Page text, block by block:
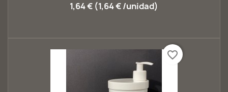
1,64 € (1,64 € /unidad)
favorite_border